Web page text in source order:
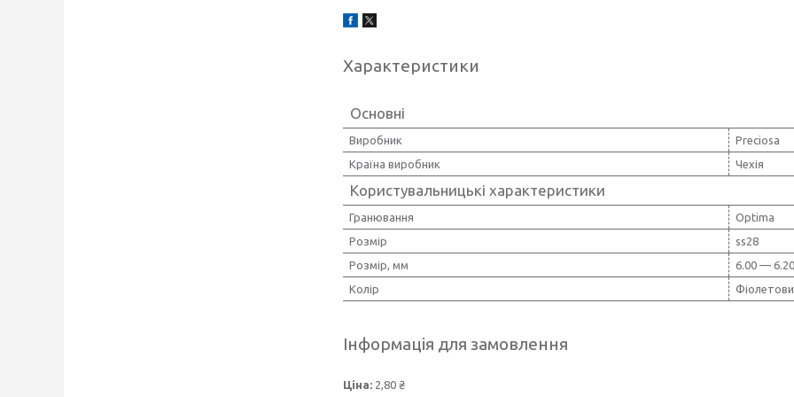
Характеристики
Основні
Виробник
Preciosa
Країна виробник
Чехія
Користувальницькі характеристики
Гранювання
Optima
Розмір
ss28
Розмір, мм
6.00 —
Колір
Інформація для замовлення
Ціна: 2,80 ₴